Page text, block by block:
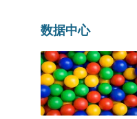
数据中心